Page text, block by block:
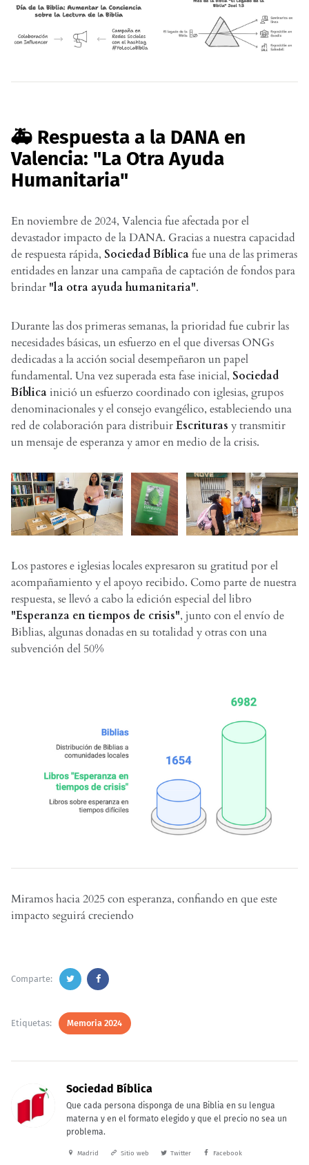
🚑 Respuesta a la DANA en
Valencia: "La Otra Ayuda
Humanitaria"
En noviembre de 2024, Valencia fue afectada por el
devastador impacto de la DANA. Gracias a nuestra capacidad
de respuesta rápida, Sociedad Bíblicafue una de las primeras
entidades en lanzar una campaña de captación de fondos para
brindar "la otra ayuda humanitaria".
Durante las dos primeras semanas, la prioridad fue cubrir las
necesidades básicas, un esfuerzo en el que diversas ONGs
dedicadas a la acción social desempeñaron un papel
fundamental. Una vez superada esta fase inicial, Sociedad
Bíblicainició un esfuerzo coordinado con iglesias, grupos
denominacionales y el consejo evangélico, estableciendo una
red de colaboración para distribuirEscrituras y transmitir
un mensaje de esperanza y amor en medio de la crisis.
Los pastores e iglesias locales expresaron su gratitud por el
acompañamiento y el apoyo recibido. Como parte de nuestra
respuesta, se llevó a cabo la edición especial del libro
"Esperanza en tiempos de crisis", junto con el envío de
Biblias, algunas donadas en su totalidad y otras con una
subvención del 50%
Miramos hacia 2025 con esperanza, confiando en que este
impacto seguirá creciendo
Comparte:
Etiquetas: Memoria 2024
Sociedad Bíblica
Que cada persona disponga de una Biblia en su lengua
materna y en el formato elegido y que el precio no sea un
problema.
Madrid Sitio web Twitter Facebook